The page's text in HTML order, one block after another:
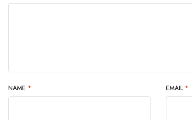
NAME * EMAIL *